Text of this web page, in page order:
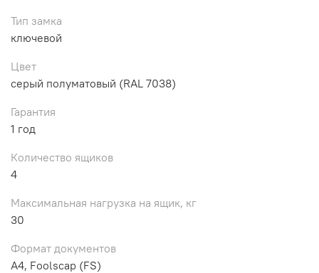
Тип замка
ключевой
Цвет
серый полуматовый (RAL 7038)
Гарантия
1 год
Количество ящиков
4
Максимальная нагрузка на ящик, кг
30
Формат документов
A4, Foolscap (FS)